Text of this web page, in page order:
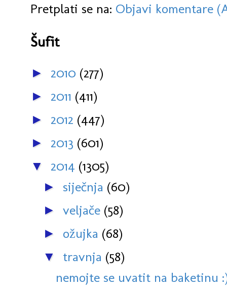
Pretplati se na: Objavi komentare
Šufit
► 2010 (277)
► 2011 (411)
► 2012 (447)
► 2013 (601)
▼ 2014 (1305)
► siječnja (60)
► veljače (58)
► ožujka (68)
▼ travnja (58)
nemojte se uvatit na baketinu